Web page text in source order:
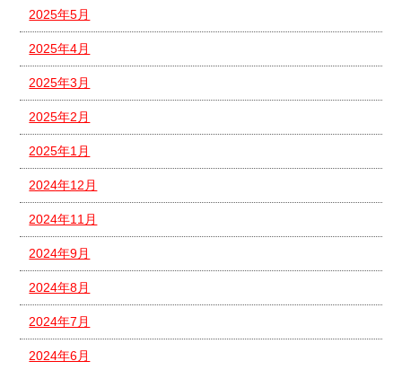
2025年5月
2025年4月
2025年3月
2025年2月
2025年1月
2024年12月
2024年11月
2024年9月
2024年8月
2024年7月
2024年6月